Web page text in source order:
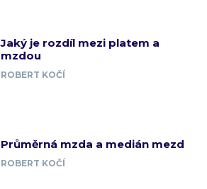
Jaký je rozdíl mezi platem a
mzdou
ROBERT KOČÍ
Průměrná mzda a medián mezd
ROBERT KOČÍ